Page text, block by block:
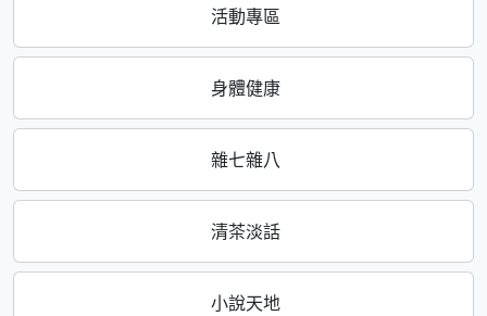
活動專區
身體健康
雜七雜八
清茶淡話
小說天地